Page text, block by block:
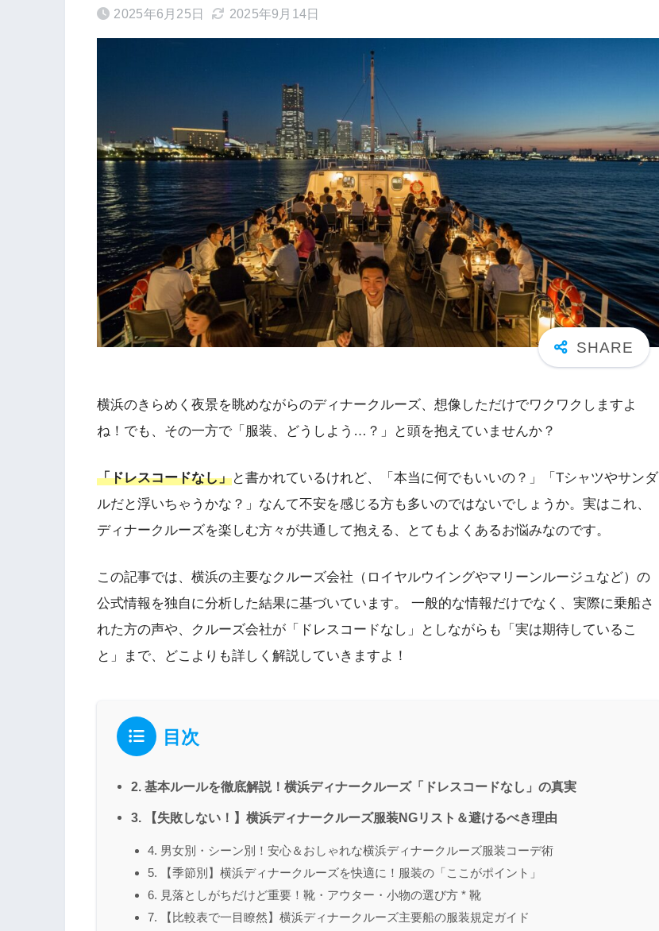
2025年6月25日 2025年9月14日
横浜のきらめく夜景を眺めながらのディナークルーズ、想像しただけでワクワクしますよ
ね！でも、その一方で「服装、どうしよう…？」と頭を抱えていませんか？
「ドレスコードなし」と書かれているけれど、「本当に何でもいいの？」「Tシャツやサンダ
ルだと浮いちゃうかな？」なんて不安を感じる方も多いのではないでしょうか。実はこれ、
ディナークルーズを楽しむ方々が共通して抱える、とてもよくあるお悩みなのです。
この記事では、横浜の主要なクルーズ会社（ロイヤルウイングやマリーンルージュなど）の
公式情報を独自に分析した結果に基づいています。 一般的な情報だけでなく、実際に乗船さ
れた方の声や、クルーズ会社が「ドレスコードなし」としながらも「実は期待しているこ
と」まで、どこよりも詳しく解説していきますよ！
目次
2. 基本ルールを徹底解説！横浜ディナークルーズ「ドレスコードなし」の真実
3. 【失敗しない！】横浜ディナークルーズ服装NGリスト＆避けるべき理由
4. 男女別・シーン別！安心＆おしゃれな横浜ディナークルーズ服装コーデ術
5. 【季節別】横浜ディナークルーズを快適に！服装の「ここがポイント」
6. 見落としがちだけど重要！靴・アウター・小物の選び方 * 靴
7. 【比較表で一目瞭然】横浜ディナークルーズ主要船の服装規定ガイド